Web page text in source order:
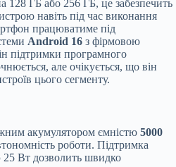
128 ГБ або 256 ГБ, це забезпечить
навіть під час виконання
працюватиме під
Android 16 з фірмовою
підтримки програмного
але очікується, що він
цього сегменту.
акумулятором ємністю 5000
роботи. Підтримка
25 Вт дозволить швидко